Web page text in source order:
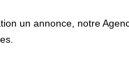
un annonce, notre